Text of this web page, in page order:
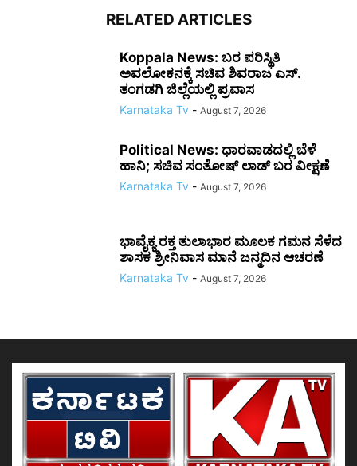
RELATED ARTICLES
Koppala News: ಬರ ಪರಿಸ್ಥಿತಿ
ಅವಲೋಕನಕ್ಕೆ ಸಚಿವ ಶಿವರಾಜ ಎಸ್.
ತಂಗಡಗಿ ಜಿಲ್ಲೆಯಲ್ಲಿ ಪ್ರವಾಸ
Karnataka Tv - August 7, 2026
Political News: ಧಾರವಾಡದಲ್ಲಿ ಬೆಳೆ
ಹಾನಿ; ಸಚಿವ ಸಂತೋಷ್ ಲಾಡ್ ಬರ ವೀಕ್ಷಣೆ
Karnataka Tv - August 7, 2026
ಭಾವೈಕ್ಯ ರಕ್ತ ತುಲಾಭಾರ ಮೂಲಕ ಗಮನ ಸೆಳೆದ
ಶಾಸಕ ಶ್ರೀನಿವಾಸ ಮಾನೆ ಜನ್ಮದಿನ ಆಚರಣೆ
Karnataka Tv - August 7, 2026